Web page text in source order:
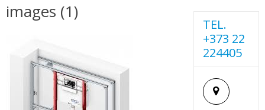
images (1)
TEL.
+373 22
224405